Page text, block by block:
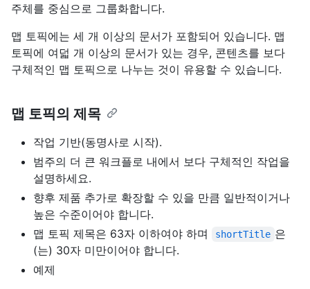
주체를 중심으로 그룹화합니다.
맵 토픽에는 세 개 이상의 문서가 포함되어 있습니다. 맵
토픽에 여덟 개 이상의 문서가 있는 경우, 콘텐츠를 보다
구체적인 맵 토픽으로 나누는 것이 유용할 수 있습니다.
맵 토픽의 제목
작업 기반(동명사로 시작).
범주의 더 큰 워크플로 내에서 보다 구체적인 작업을
설명하세요.
향후 제품 추가로 확장할 수 있을 만큼 일반적이거나
높은 수준이어야 합니다.
맵 토픽 제목은 63자 이하여야 하며
shortTitle 은
(는) 30자 미만이어야 합니다.
예제